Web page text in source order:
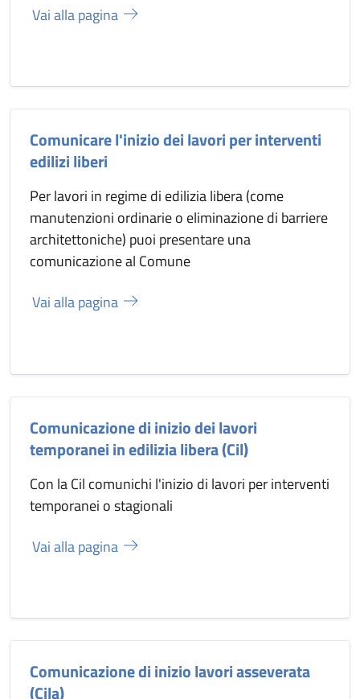
Vai alla pagina
Comunicare l'inizio dei lavori per interventi
edilizi liberi
Per lavori in regime di edilizia libera (come
manutenzioni ordinarie o eliminazione di barriere
architettoniche) puoi presentare una
comunicazione al Comune
Vai alla pagina
Comunicazione di inizio dei lavori
temporanei in edilizia libera (Cil)
Con la Cil comunichi l'inizio di lavori per interventi
temporanei o stagionali
Vai alla pagina
Comunicazione di inizio lavori asseverata
(Cila)